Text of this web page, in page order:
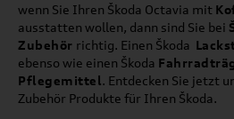
wenn Sie Ihren Škoda Octavia mit
ausstatten wollen, dann sind Sie bei
Zubehör richtig. Einen Škoda
ebenso wie einen Škoda
Pflegemittel. Entdecken Sie jetzt
Zubehör Produkte für Ihren Škoda.